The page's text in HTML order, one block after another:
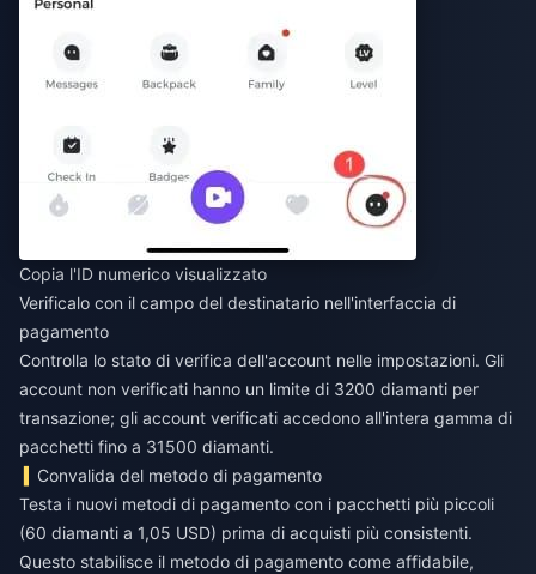
Copia l'ID numerico visualizzato
Verificalo con il campo del destinatario nell'interfaccia di
pagamento
Controlla lo stato di verifica dell'account nelle impostazioni. Gli
account non verificati hanno un limite di 3200 diamanti per
transazione; gli account verificati accedono all'intera gamma di
pacchetti fino a 31500 diamanti.
Convalida del metodo di pagamento
Testa i nuovi metodi di pagamento con i pacchetti più piccoli
(60 diamanti a 1,05 USD) prima di acquisti più consistenti.
Questo stabilisce il metodo di pagamento come affidabile,